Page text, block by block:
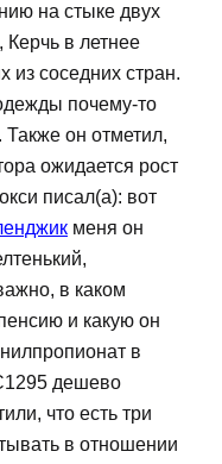
на стыке двух
в летнее
из соседних стран.
почему-то
Также он отметил,
ожидается рост
писал(а): вот
меня он
в каком
и какую он
в
дешево
что есть три
в отношении